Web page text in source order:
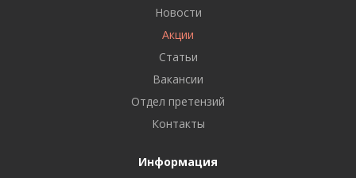
Новости
Акции
Статьи
Вакансии
Отдел претензий
Контакты
Информация